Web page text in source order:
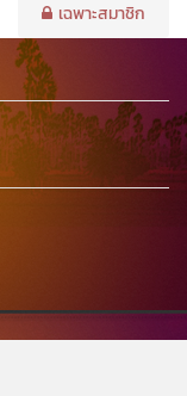
เฉพาะสมาชิก